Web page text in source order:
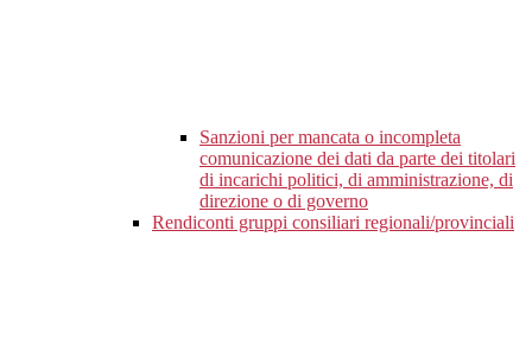
Sanzioni per mancata o incompleta
comunicazione dei dati da parte dei titolari
di incarichi politici, di amministrazione, di
direzione o di governo
Rendiconti gruppi consiliari regionali/provinciali